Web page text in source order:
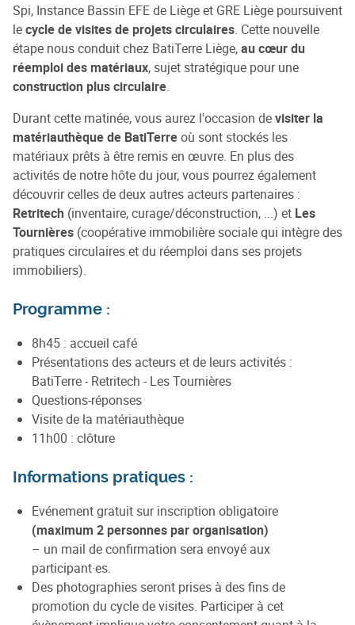
Spi, Instance Bassin EFE de Liège et GRE Liège poursuivent
lecycle de visites de projets circulaires. Cette nouvelle
étape nous conduit chez BatiTerre Liège,au cœur du
réemploi des matériaux, sujet stratégique pour une
construction plus circulaire.
Durant cette matinée, vous aurez l'occasion devisiter la
matériauthèque de BatiTerreoù sont stockés les
matériaux prêts à être remis en œuvre. En plus des
activités de notre hôte du jour, vous pourrez également
découvrir celles de deux autres acteurs partenaires :
Retritech (inventaire, curage/déconstruction, ...) et Les
Tournières (coopérative immobilière sociale qui intègre des
pratiques circulaires et du réemploi dans ses projets
immobiliers).
Programme :
8h45 : accueil café
Présentations des acteurs et de leurs activités :
BatiTerre - Retritech - Les Tournières
Questions-réponses
Visite de la matériauthèque
11h00 : clôture
Informations pratiques :
Evénement gratuit sur inscription obligatoire
(maximum 2 personnes par organisation)
– un mail de confirmation sera envoyé aux
participant·es.
Des photographies seront prises à des fins de
promotion du cycle de visites. Participer à cet